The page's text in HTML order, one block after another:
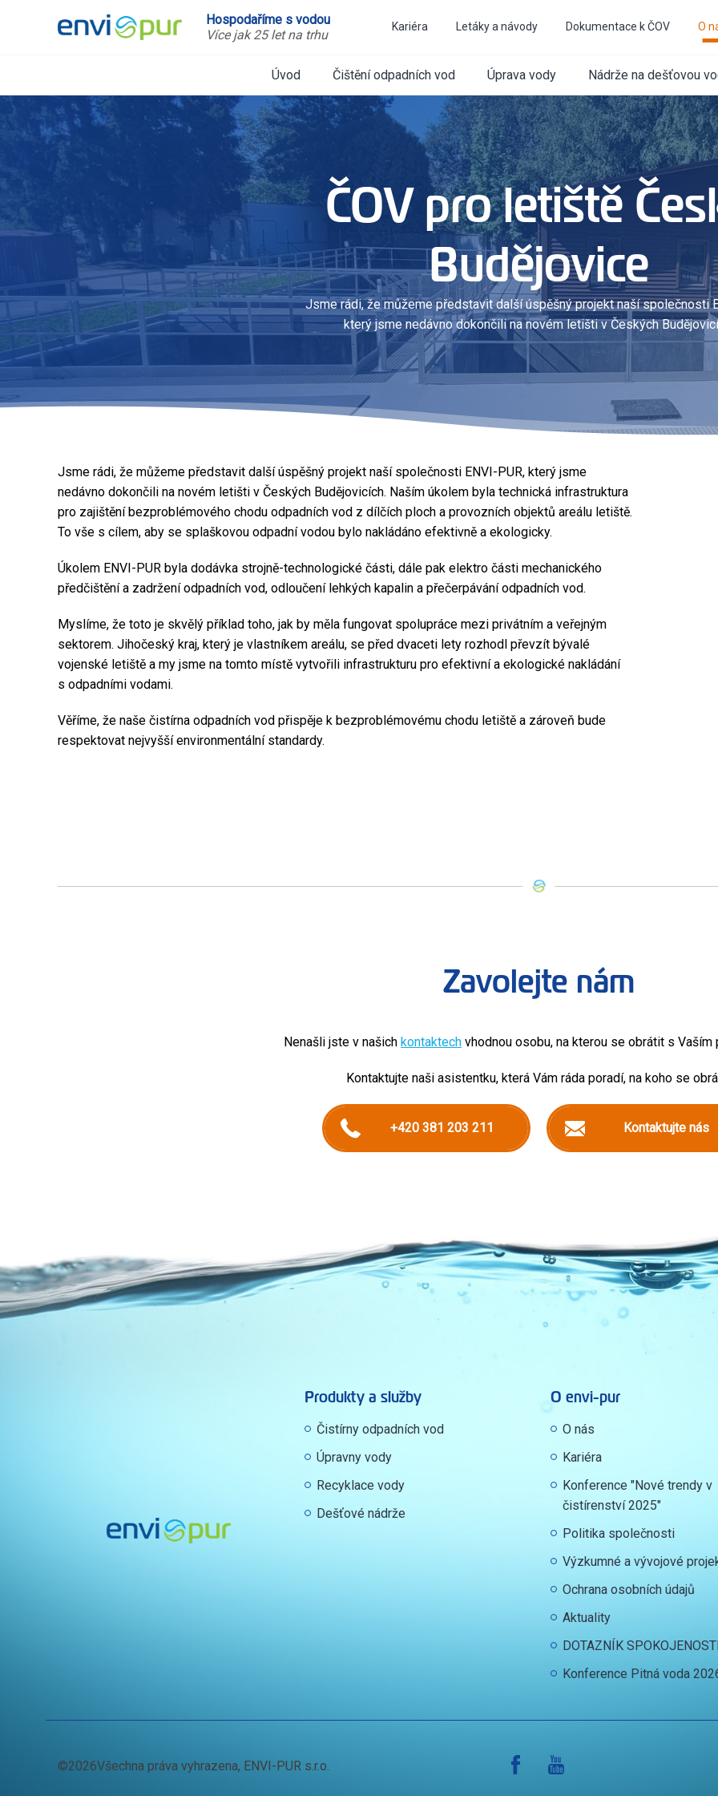
Hospodaříme s vodou
Více jak 25 let na trhu
Kariéra Letáky a návody Dokumentace k ČOV O
Úvod Čištění odpadních vod Úprava vody Nádrže na dešťovou
ČOV pro letiště
Budějovice
Jsme rádi, že můžeme představit další úspěšný projekt naší společnosti
který jsme nedávno dokončili na novém letišti v Českých
Jsme rádi, že můžeme představit další úspěšný projekt naší společnosti ENVI-PUR, který jsme
nedávno dokončili na novém letišti v Českých Budějovicích. Naším úkolem byla technická infrastruktura
pro zajištění bezproblémového chodu odpadních vod z dílčích ploch a provozních objektů areálu letiště.
To vše s cílem, aby se splaškovou odpadní vodou bylo nakládáno efektivně a ekologicky.
Úkolem ENVI-PUR byla dodávka strojně-technologické části, dále pak elektro části mechanického
předčištění a zadržení odpadních vod, odloučení lehkých kapalin a přečerpávání odpadních vod.
Myslíme, že toto je skvělý příklad toho, jak by měla fungovat spolupráce mezi privátním a veřejným
sektorem. Jihočeský kraj, který je vlastníkem areálu, se před dvaceti lety rozhodl převzít bývalé
vojenské letiště a my jsme na tomto místě vytvořili infrastrukturu pro efektivní a ekologické nakládání
s odpadními vodami.
Věříme, že naše čistírna odpadních vod přispěje k bezproblémovému chodu letiště a zároveň bude
respektovat nejvyšší environmentální standardy.
Zavolejte nám
Nenašli jste v našich kontaktech vhodnou osobu, na kterou se obrátit s Vaším
Kontaktujte naši asistentku, která Vám ráda poradí, na koho se
+420 381 203 211 Kontaktujte nás
Produkty a služby
Čistírny odpadních vod
Úpravny vody
Recyklace vody
Dešťové nádrže
O envi-pur
O nás
Kariéra
Konference "Nové trendy v
čistírenství 2025"
Politika společnosti
Výzkumné a vývojové
Ochrana osobních údajů
Aktuality
DOTAZNÍK
Konference Pitná voda
©2026Všechna práva vyhrazena, ENVI-PUR s.r.o.